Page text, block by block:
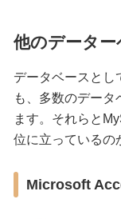
他のデータ
データベースとし
も、多数のデータ
ます。それらと
位に立っているの
Microsoft